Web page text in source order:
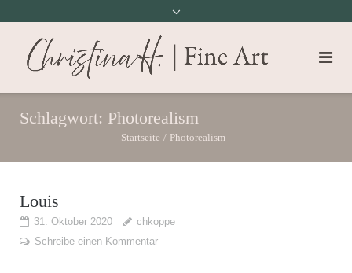
Schlagwort: Photorealism
Startseite / Photorealism
Louis
31. Oktober 2020
chkoppe
Schreibe einen Kommentar